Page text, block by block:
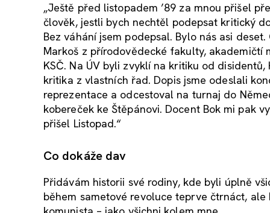
„Ještě před listopadem ’89 za mnou přišel
člověk, jestli bych nechtěl podepsat kritický
Bez váhání jsem podepsal. Bylo nás asi
Markoš z přírodovědecké fakulty, akademičtí
KSČ. Na ÚV byli zvyklí na kritiku od
kritika z vlastních řad. Dopis jsme odeslali
reprezentace a odcestoval na turnaj do
kobereček ke Štěpánovi. Docent Bok mi pak
přišel Listopad.“
Co dokáže dav
Přidávám historii své rodiny, kde byli úplně
během sametové revoluce teprve čtrnáct,